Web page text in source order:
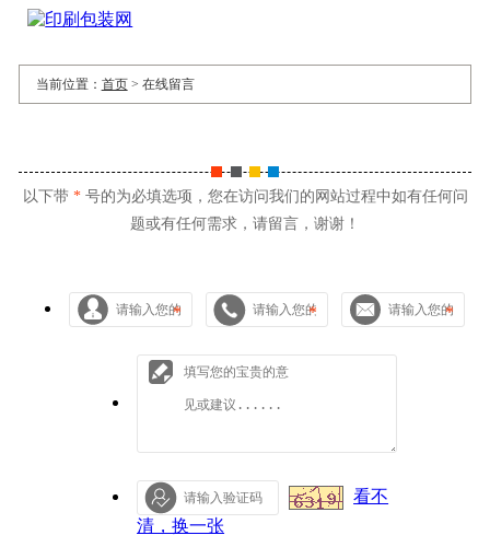
当前位置： 首页> 在线留言
以下带 *号的为必填选项，您在访问我们的网站过程中如有任何问
题或有任何需求，请留言，谢谢！
* * *
看不
清，换一张